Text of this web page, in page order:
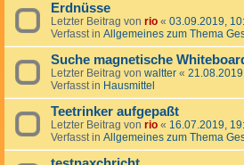
Erdnüsse
Letzter Beitrag von rio « 03.09.2019,
Verfasst in Allgemeines zum Thema
Suche magnetische
Letzter Beitrag von waltter «
Verfasst in Hausmittel
Teetrinker aufgepaßt
Letzter Beitrag von rio « 16.07.2019,
Verfasst in Allgemeines zum Thema